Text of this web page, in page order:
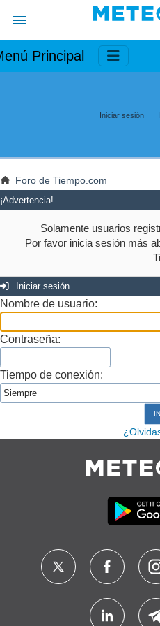
Principal
Iniciar sesión
Foro de Tiempo.com
¡Advertencia!
Solamente usuarios
Por favor inicia sesión más
Iniciar sesión
Nombre de usuario:
Contraseña:
Tiempo de conexión: